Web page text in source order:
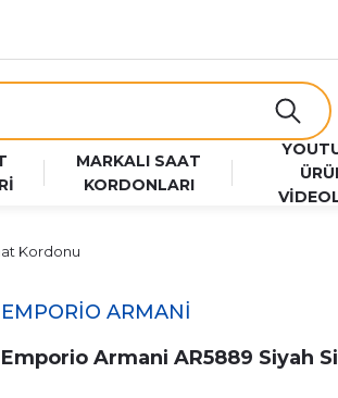
MARKALI SAAT
KORDONLARI
Kordonu
EMPORİO ARMANİ
Emporio Armani AR5889 Siyah